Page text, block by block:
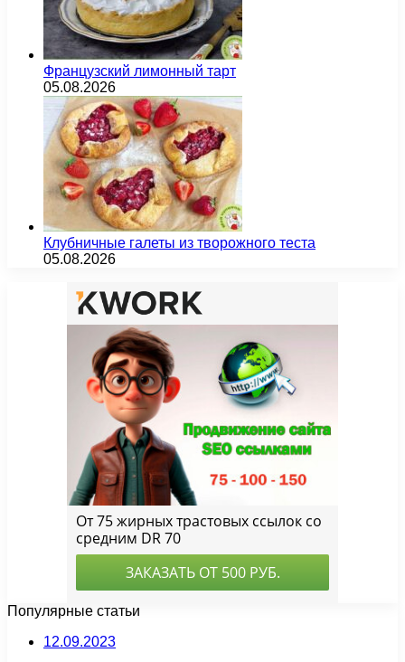
Французский лимонный тарт
05.08.2026
Клубничные галеты из творожного теста
05.08.2026
Популярные статьи
12.09.2023